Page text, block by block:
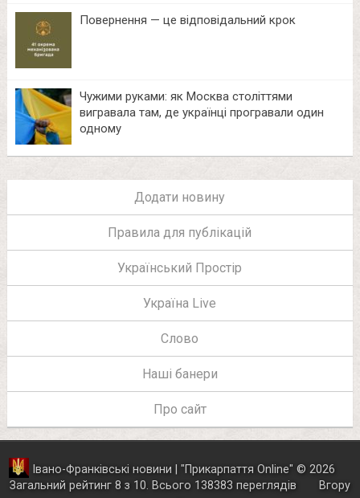
Повернення — це відповідальний крок
Чужими руками: як Москва століттями
вигравала там, де українці програвали один
одному
Додати новину
Правила для публікацій
Український Простір
Україна Live
Слово
Наші банери
Про сайт
Івано-Франківські новини | "Прикарпаття Online" © 2026
Загальний рейтинг 8 з 10. Всього 138383 переглядів
Вгору